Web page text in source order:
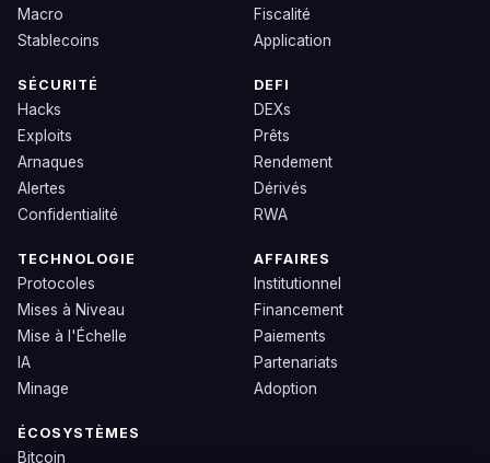
Macro
Stablecoins
Fiscalité
Application
SÉCURITÉ
Hacks
Exploits
Arnaques
Alertes
Confidentialité
DEFI
DEXs
Prêts
Rendement
Dérivés
RWA
TECHNOLOGIE
Protocoles
Mises à Niveau
Mise à l'Échelle
IA
Minage
AFFAIRES
Institutionnel
Financement
Paiements
Partenariats
Adoption
ÉCOSYSTÈMES
Bitcoin